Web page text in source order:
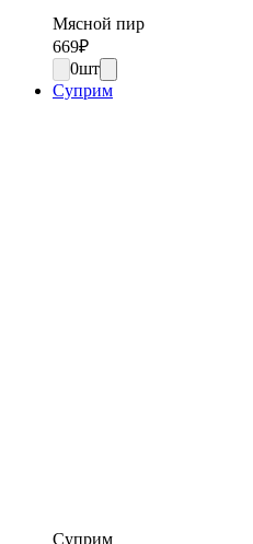
Мясной пир
669₽
0шт
Суприм
Суприм